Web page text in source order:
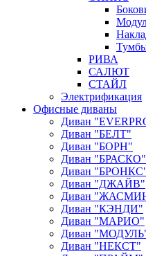
РИВА
САЛЮТ
СТАЙЛ
Электрификация
Офисные диваны
Диван
Диван "БЕЛТ"
Диван "БОРН"
Диван "БРАСКО"
Диван
Диван "ДЖАЙВ"
Диван
Диван "КЭНДИ"
Диван "МАРИО"
Диван
Диван "НЕКСТ"